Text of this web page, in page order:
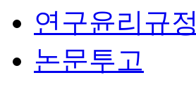
연구윤리규정
논문투고